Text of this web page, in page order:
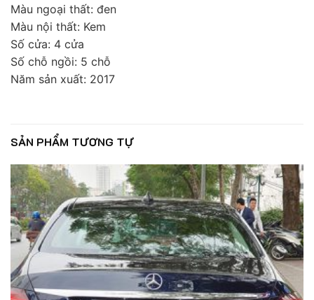
Màu ngoại thất: đen
Màu nội thất: Kem
Số cửa: 4 cửa
Số chỗ ngồi: 5 chỗ
Năm sản xuất: 2017
SẢN PHẨM TƯƠNG TỰ